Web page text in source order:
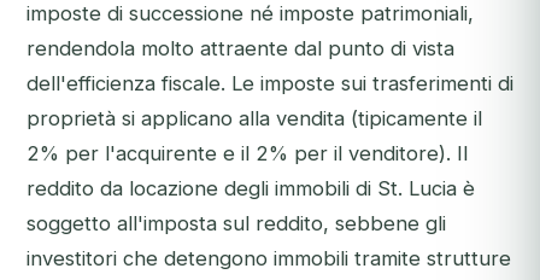
imposte di successione né imposte patrimoniali,
rendendola molto attraente dal punto di vista
dell'efficienza fiscale. Le imposte sui trasferimenti di
proprietà si applicano alla vendita (tipicamente il
2% per l'acquirente e il 2% per il venditore). Il
reddito da locazione degli immobili di St. Lucia è
soggetto all'imposta sul reddito, sebbene gli
investitori che detengono immobili tramite strutture